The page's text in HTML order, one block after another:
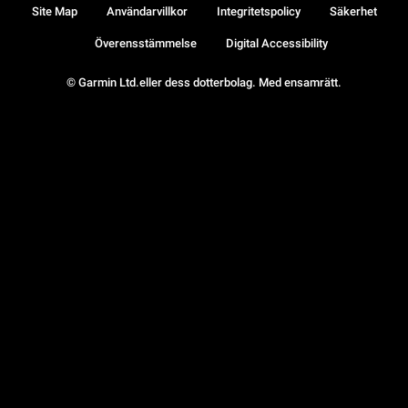
© Garmin Ltd.eller dess dotterbolag. Med ensamrätt.
Site Map Användarvillkor Integritetspolicy Säkerhet
Överensstämmelse Digital Accessibility